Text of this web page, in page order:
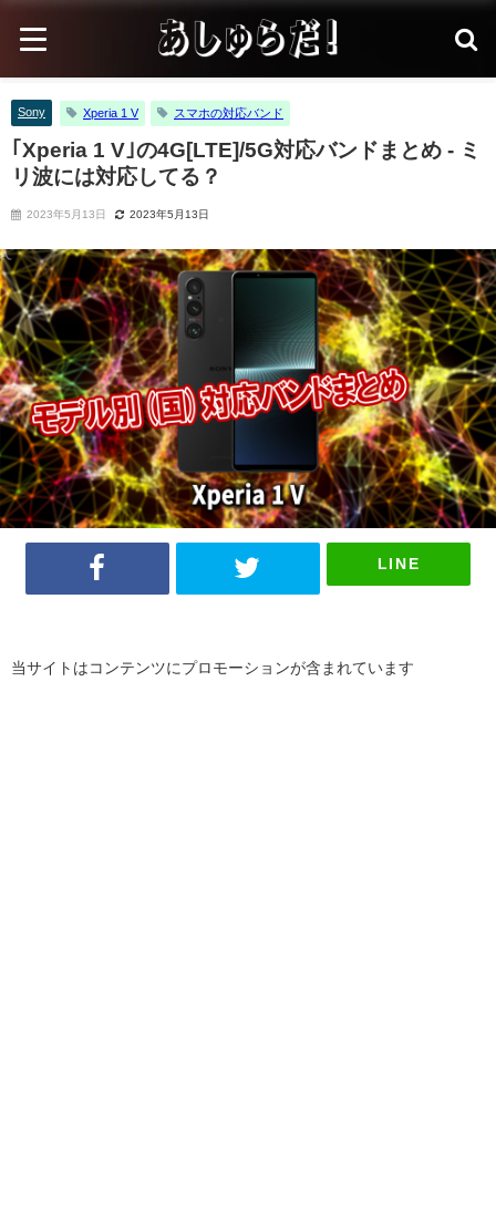
Sony Xperia 1 V スマホの対応バンド
｢Xperia 1 V｣の4G[LTE]/5G対応バンドまとめ - ミ
リ波には対応してる？
2023年5月13日 2023年5月13日
LINE
当サイトはコンテンツにプロモーションが含まれています